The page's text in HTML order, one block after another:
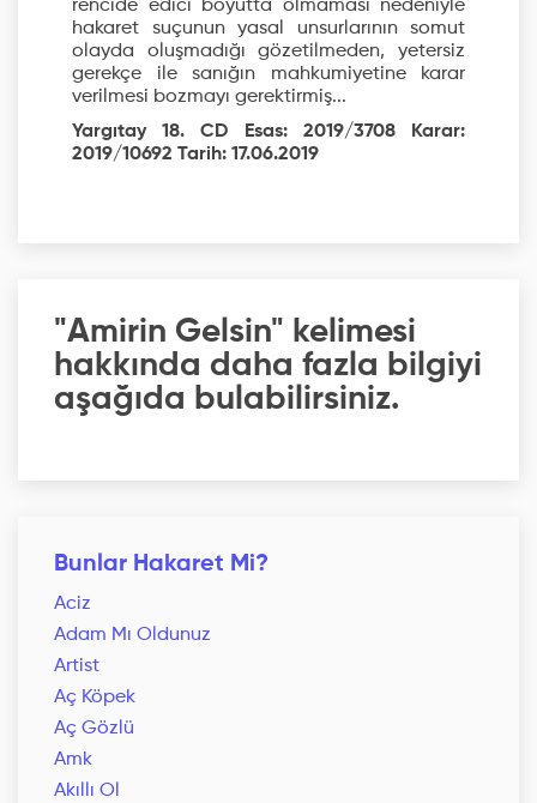
rencide edici boyutta olmaması nedeniyle
hakaret suçunun yasal unsurlarının somut
olayda oluşmadığı gözetilmeden, yetersiz
gerekçe ile sanığın mahkumiyetine karar
verilmesi bozmayı gerektirmiş...
Yargıtay 18. CD Esas: 2019/3708 Karar:
2019/10692 Tarih: 17.06.2019
"Amirin Gelsin" kelimesi
hakkında daha fazla bilgiyi
aşağıda bulabilirsiniz.
Bunlar Hakaret Mi?
Aciz
Adam Mı Oldunuz
Artist
Aç Köpek
Aç Gözlü
Amk
Akıllı Ol